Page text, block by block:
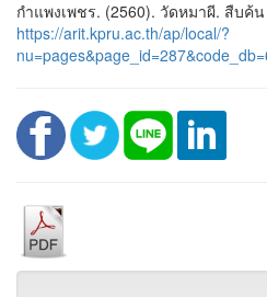
กำแพงเพชร. (2560). วัดหมาผี. สืบค้
https://arit.kpru.ac.th/ap/local/?